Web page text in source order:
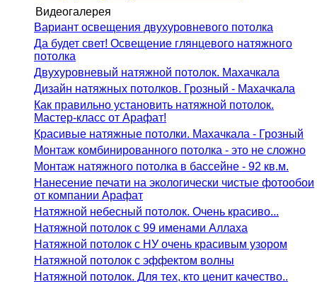
Видеогалерея
Вариант освещения двухуровневого потолка
Да будет свет! Освещение глянцевого натяжного
потолка
Двухуровневый натяжной потолок. Махачкала
Дизайн натяжных потолков. Грозный - Махачкала
Как правильно установить натяжной потолок.
Мастер-класс от Арафат!
Красивые натяжные потолки. Махачкала - Грозный
Монтаж комбинированного потолка - это не сложно
Монтаж натяжного потолка в бассейне - 92 кв.м.
Нанесение печати на экологически чистые фотообои
от компании Арафат
Натяжной небесный потолок. Очень красиво...
Натяжной потолок с 99 именами Аллаха
Натяжной потолок с НУ очень красивым узором
Натяжной потолок с эффектом волны
Натяжной потолок. Для тех, кто ценит качество..